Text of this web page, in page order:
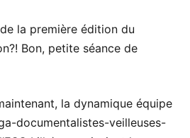
la première édition du
Bon, petite séance de
la dynamique équipe
documentalistes-veilleuses-